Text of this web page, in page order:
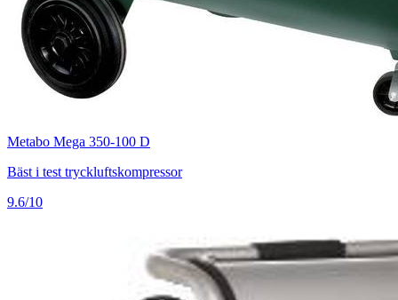
Metabo Mega 350-100 D
Bäst i test tryckluftskompressor
9.6/10